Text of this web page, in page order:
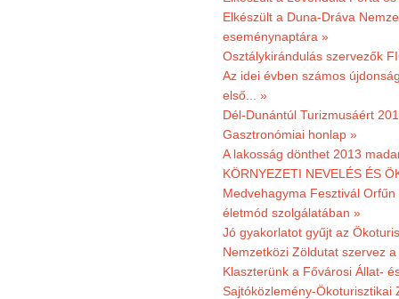
Elkészült a Duna-Dráva
eseménynaptára »
Osztálykirándulás szervezők
Az idei évben számos
első... »
Dél-Dunántúl Turizmusáért
Gasztronómiai honlap »
A lakosság dönthet 2013
KÖRNYEZETI NEVELÉS ÉS
Medvehagyma Fesztivál
életmód szolgálatában »
Jó gyakorlatot gyűjt az
Nemzetközi Zöldutat szervez
Klaszterünk a Fővárosi Állat-
Sajtóközlemény-Ökoturisztikai